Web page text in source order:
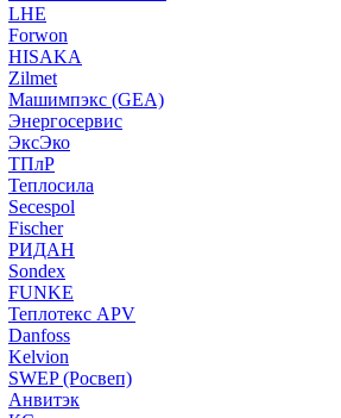
LHE
Forwon
HISAKA
Zilmet
Машимпэкс (GEA)
Энергосервис
ЭксЭко
ТПлР
Теплосила
Secespol
Fischer
РИДАН
Sondex
FUNKE
Теплотекс APV
Danfoss
Kelvion
SWEP (Росвеп)
Анвитэк